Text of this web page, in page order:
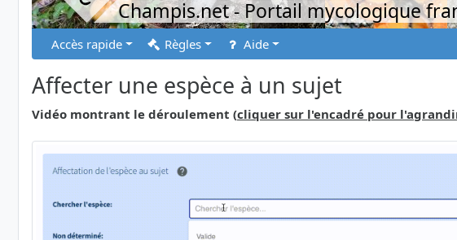
Champis.net- Portail mycologique
Accès rapide Règles Aide
Affecter une espèce à un sujet
Vidéo montrant le déroulement (cliquer sur l'encadré pour